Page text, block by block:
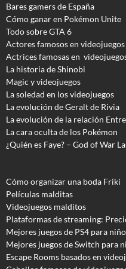
Bares gamers de España
Cómo ganar en Pokémon Unite
Todo sobre GTA 6
Actores famosos en videojuegos
Actrices famosas en
La historia de Shinobi
Magic y videojuegos
La soledad en los videojuegos
La evolución de Geralt de Rivia
La evolución de la relación
La cara oculta de los Pokémon
¿Quién es Faye? – God of War
Cómo organizar una boda Friki
Películas malditas
Videojuegos malditos
Plataformas de streaming:
Mejores juegos de PS4 para
Mejores juegos de Switch para
Escape Rooms basados en